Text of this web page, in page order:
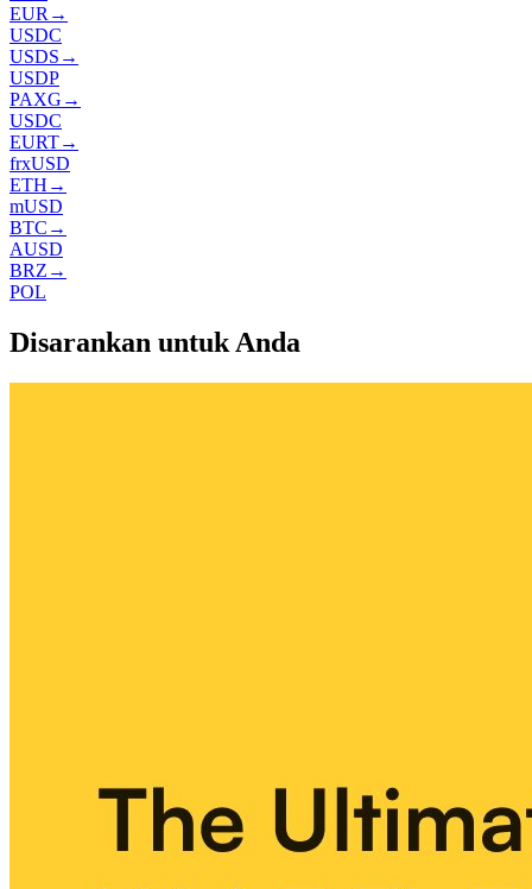
EUR →
USDC
USDS →
USDP
PAXG →
USDC
EURT→
frxUSD
ETH →
mUSD
BTC →
AUSD
BRZ →
POL
Disarankan untuk Anda